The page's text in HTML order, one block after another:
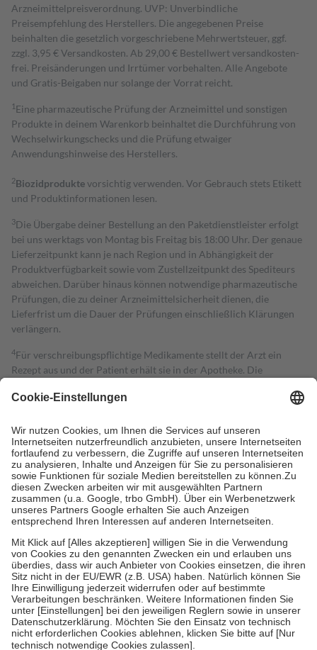
Arzneimittelpreisverordnung. UVP: Unverbindliche
Preisempfehlung des Herstellers. Die angegebenen Preise
beinhalten die gesetzlich vorgeschriebene Mehrwertsteuer, ggf.
zzgl. 3,95 € Versandkosten. Ab 29,00 € Bestell­wert versand­kosten­
frei. Preisänderungen und Irrtümer vorbehalten. Alle Angebote
und Gratis-Beigaben nur solange der Vorrat reicht.
1 Eine pharmazeutische Prüfung der Arzneimittel und sonstigen
Produkte in deinem Warenkorb beinhaltet die Durchführung von
Wechselwirkungschecks und die Prüfung etwaiger
Anwendungshinweise des Herstellers.
2Biozidproduktevorsichtig verwenden. Vor Gebrauch stets Etikett
und Produktinformationen lesen.
3Die Übergabe deiner Bestellung an den Paketdienstleister erfolgt
bei uns werktags von Montag bis Freitag bis 18:00 Uhr. Der genaue
Lieferzeitpunkt kann je nach Region und in Abhängigkeit der
Produktverfügbarkeit sowie vom Zustellzeitpunkt des Spediteurs
abweichen. Darüber hinaus können notwendige pharmazeutische
Prüfungen, die zu deiner Arzneimittelsicherheit dienen, die
Lieferfrist um die Dauer der Prüfungen einschließlich Klärungen
verlängern.
4Für verschreibungspflichtige Medikamente stellt der Arzt ein
Rezept aus und der Patient erhält sie in der Apotheke. Die
Kosten dafür, der Versicherte trägt einen Teil davon als Zuzahlung
Grundsätzlich leisten Mitglieder Zuzahlungen in Höhe von zehn
Prozent des Abgabepreises,mindestensjedochfünf Euround
höchstens zehn Euro.Es sind jedoch nie mehr als die tatsächlichen
Kosten der Leistung zu entrichten.
Diese Regeln gelten grundsätzlich auch für Online-Apotheken.
Bei Heilmitteln und häuslicher Krankenpflege beträgt die
Zuzahlung zehn Prozent der Kosten sowie zehn Euro je
Um das Engagement der Versicherten für ihre eigene Gesundheit zu
stärken und die besondere Stellung der Familie zu unterstützen,
fallenkeine Zuzahlungen an bei:
• Kindern und Jugendlichen bis zum vollendeten 18. Lebensjahr
mit Ausnahme der Fahrkosten
• Untersuchungen zur Vorsorge und Früherkennung, die von der
GKV getragen werden